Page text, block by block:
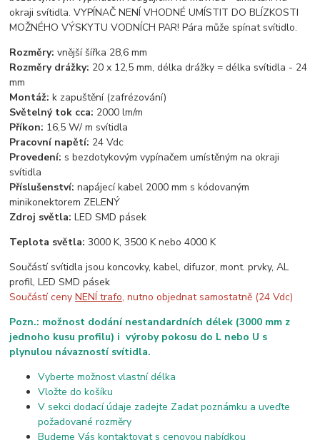
okraji svítidla. VYPÍNAČ NENÍ VHODNÉ UMÍSTIT DO BLÍZKOSTI
MOŽNÉHO VÝSKYTU VODNÍCH PAR! Pára může spínat svítidlo.
Rozměry: vnější šířka 28,6 mm
Rozměry drážky: 20 x 12,5 mm, délka drážky = délka svítidla - 24
mm
Montáž: k zapuštění (zafrézování)
Světelný tok cca: 2000 lm/m
Příkon: 16,5 W/ m svítidla
Pracovní napětí: 24 Vdc
Provedení: s bezdotykovým vypínačem umístěným na okraji
svítidla
Příslušenství:napájecí kabel 2000 mm s kódovaným
minikonektorem ZELENÝ
Zdroj světla:LED SMD pásek
Teplota světla:3000 K, 3500 K nebo 4000 K
Součástí svítidla jsou koncovky, kabel, difuzor, mont. prvky, AL
profil, LED SMD pásek
Součástí cenyNENÍ trafo, nutno objednat samostatně (24 Vdc)
Pozn.: možnost dodání nestandardních délek (3000 mm z
jednoho kusu profilu) i výroby pokosu do L nebo U s
plynulou návazností svítidla.
Vyberte možnost vlastní délka
Vložte do košíku
V sekci dodací údaje zadejte Zadat poznámku a uveďte
požadované rozměry
Budeme Vás kontaktovat s cenovou nabídkou